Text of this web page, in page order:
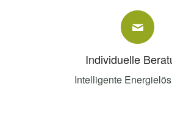
Individuelle
Intelligente